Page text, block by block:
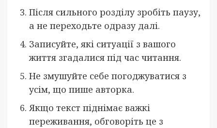
Після сильного розділу зробіть паузу,
а не переходьте одразу далі.
Записуйте, які ситуації з вашого
життя згадалися під час читання.
Не змушуйте себе погоджуватися з
усім, що пише авторка.
Якщо текст піднімає важкі
переживання, обговоріть це з